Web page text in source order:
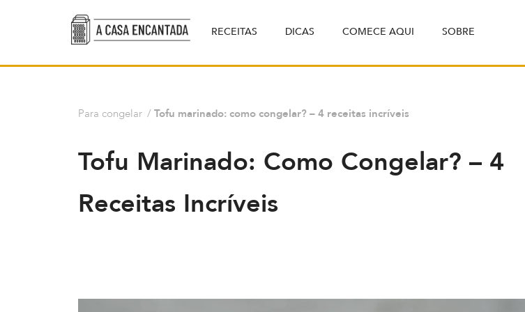
RECEITAS DICAS COMECE AQUI SOBRE
Para congelar / Tofu marinado: como congelar? – 4 receitas incríveis
Tofu Marinado: Como Congelar? – 4
Receitas Incríveis